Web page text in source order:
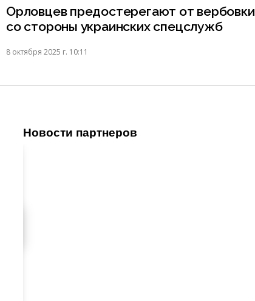
Орловцев предостерегают от вербовки
со стороны украинских спецслужб
8 октября 2025 г. 10:11
Новости партнеров